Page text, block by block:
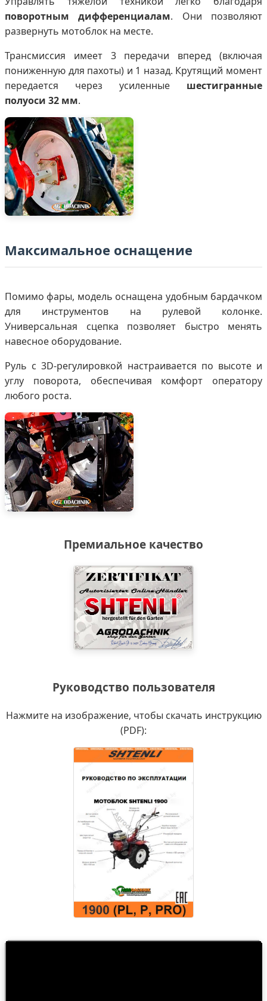
поворотным дифференциалам. Они позволяют
развернуть мотоблок на месте.
Трансмиссия имеет 3 передачи вперед (включая
пониженную для пахоты) и 1 назад. Крутящий момент
передается через усиленные шестигранные
полуоси 32 мм.
Максимальное оснащение
Помимо фары, модель оснащена удобным бардачком
для инструментов на рулевой колонке.
Универсальная сцепка позволяет быстро менять
навесное оборудование.
Руль с 3D-регулировкой настраивается по высоте и
углу поворота, обеспечивая комфорт оператору
любого роста.
Премиальное качество
Руководство пользователя
Нажмите на изображение, чтобы скачать инструкцию
(PDF):